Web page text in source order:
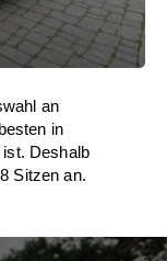
an
in
Deshalb
Sitzen an.